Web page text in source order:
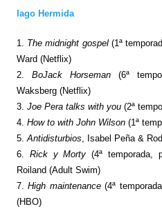
Iago Hermida
1. The midnight gospel(1ª
Ward (Netflix)
2. BoJack Horseman(6ª
Waksberg (Netflix)
3. Joe Pera talks with you(2ª
4. How to with John Wilson(1ª
5.Antidisturbios, Isabel Peña &
6. Rick y Morty (4ª temporada,
Roiland (Adult Swim)
7.High maintenance(4ª
(HBO)